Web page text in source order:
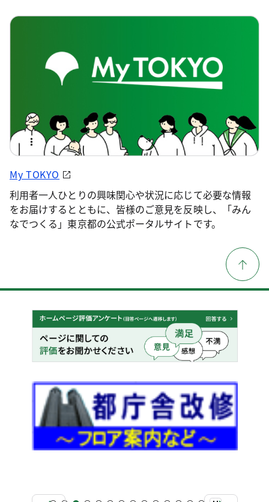
My TOKYO
利用者一人ひとりの興味関心や状況に応じて必要な情報
をお届けするとともに、皆様のご意見を反映し、「みん
なでつくる」東京都の公式ポータルサイトです。